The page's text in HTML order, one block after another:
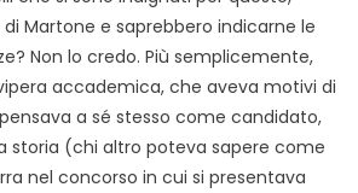
Martone e saprebbero indicarne le
Non lo credo. Più semplicemente,
accademica, che aveva motivi di
a sé stesso come candidato,
storia (chi altro poteva sapere come
nel concorso in cui si presentava